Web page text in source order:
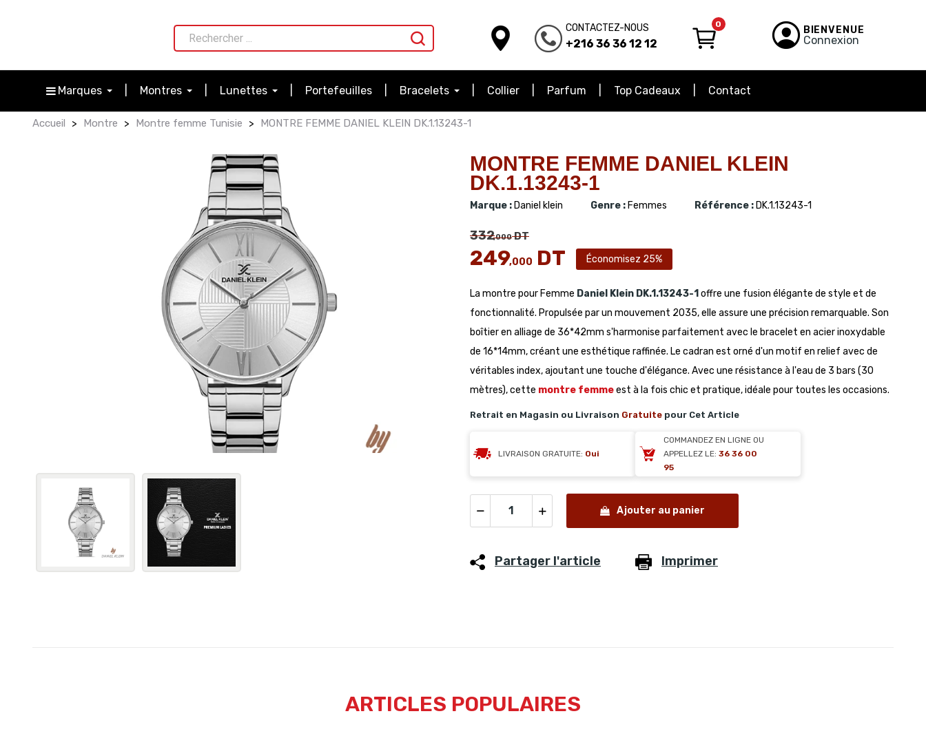
CONTACTEZ-NOUS
+216 36 36 12 12
0 BIENVENUE
Connexion
Marques Montres Lunettes Portefeuilles Bracelets Collier Parfum Top Cadeaux Contact
Accueil Montre Montre femme Tunisie MONTRE FEMME DANIEL KLEIN DK.1.13243-1
MONTRE FEMME DANIEL KLEIN
DK.1.13243-1
Marque : Daniel klein Genre : Femmes Référence : DK.1.13243-1
332,000DT
249,000 DT Économisez 25%
La montre pour Femme Daniel Klein DK.1.13243-1 offre une fusion élégante de style et de
fonctionnalité. Propulsée par un mouvement 2035, elle assure une précision remarquable. Son
boîtier en alliage de 36*42mm s'harmonise parfaitement avec le bracelet en acier inoxydable
de 16*14mm, créant une esthétique raffinée. Le cadran est orné d'un motif en relief avec de
véritables index, ajoutant une touche d'élégance. Avec une résistance à l'eau de 3 bars (30
mètres), cette montre femmeest à la fois chic et pratique, idéale pour toutes les occasions.
Retrait en Magasin ou Livraison Gratuite pour Cet Article
LIVRAISON GRATUITE: Oui
COMMANDEZ EN LIGNE OU
APPELLEZ LE: 36 36 00
95
Ajouter au panier
Partager l'article Imprimer
ARTICLES POPULAIRES